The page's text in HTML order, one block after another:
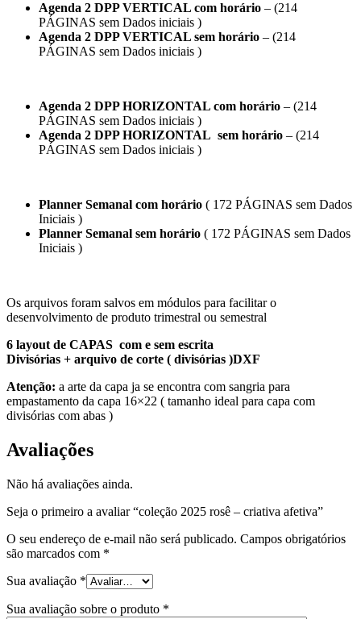
Agenda 2 DPP VERTICAL com horário – (214
PÁGINAS sem Dados iniciais )
Agenda 2 DPP VERTICAL sem horário – (214
PÁGINAS sem Dados iniciais )
Agenda 2 DPP HORIZONTAL com horário – (214
PÁGINAS sem Dados iniciais )
Agenda 2 DPP HORIZONTAL sem horário – (214
PÁGINAS sem Dados iniciais )
Planner Semanal com horário ( 172 PÁGINAS sem Dados
Iniciais )
Planner Semanal sem horário ( 172 PÁGINAS sem Dados
Iniciais )
Os arquivos foram salvos em módulos para facilitar o
desenvolvimento de produto trimestral ou semestral
6 layout de CAPAS com e sem escrita
Divisórias + arquivo de corte ( divisórias )DXF
Atenção: a arte da capa ja se encontra com sangria para
empastamento da capa 16×22 ( tamanho ideal para capa com
divisórias com abas )
Avaliações
Não há avaliações ainda.
Seja o primeiro a avaliar “coleção 2025 rosê – criativa afetiva”
O seu endereço de e-mail não será publicado. Campos obrigatórios
são marcados com *
Sua avaliação *
Sua avaliação sobre o produto *